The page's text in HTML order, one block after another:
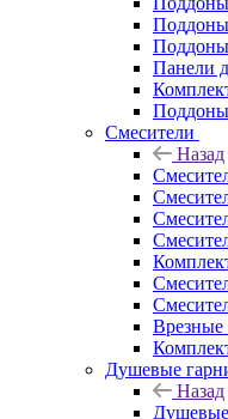
Панели
Поддоны
Смесители
Назад
Врезные
Душевые
Назад